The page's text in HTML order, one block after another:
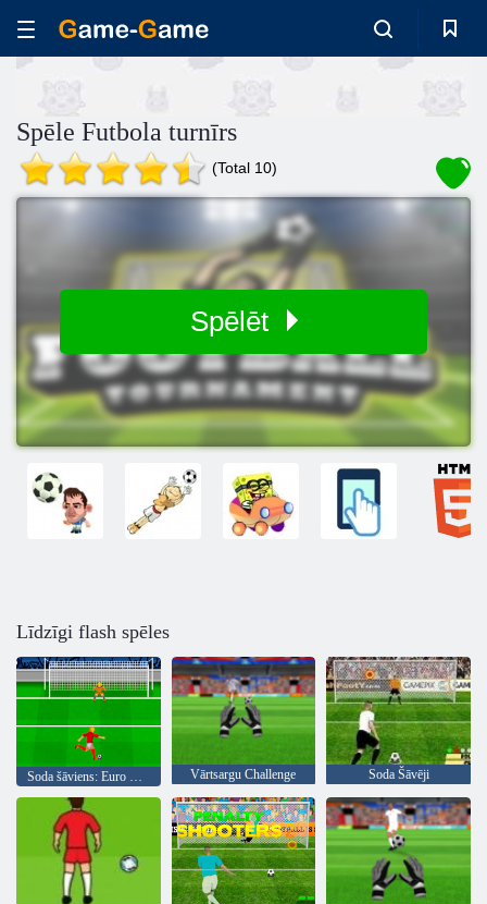
Spēle Futbola turnīrs
(Total 10)
Spēlēt
Līdzīgi flash spēles
Soda šāviens: Euro Cup 2016 Vārtsargu Challenge Soda Šāvēji